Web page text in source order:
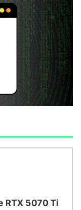
RTX 5070 Ti